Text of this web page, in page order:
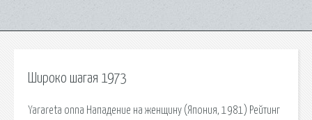
Широко шагая 1973
Yarareta onna Нападение на женщину (Япония, 1981) Рейтинг